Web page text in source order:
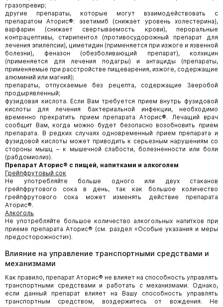
гразопревир;
другие препараты, которые могут взаимодействовать с
препаратом Аторис®: эзетимиб (снижает уровень холестерина),
варфарин (снижает свертываемость крови), пероральные
контрацептивы, стирипентол (противосудорожный препарат для
лечения эпилепсии), циметидин (применяется при изжоге и язвенной
болезни), феназон (обезболивающий препарат), колхицин
(применяется для лечения подагры) и антациды (препараты,
применяемые при расстройстве пищеварения, изжоге, содержащие
алюминий или магний);
препараты, отпускаемые без рецепта, содержащие Зверобой
продырявленный;
фузидовая кислота. Если Вам требуется прием внутрь фузидовой
кислоты для лечения бактериальной инфекции, необходимо
временно прекратить прием препарата Аторис®. Лечащий врач
сообщит Вам, когда можно будет безопасно возобновить прием
препарата. В редких случаях одновременный прием препарата и
фузидовой кислоты может приводить к серьезным нарушениям со
стороны мышц – к мышечной слабости, болезненности или боли
(рабдомиолиз).
Препарат Аторис® с пищей, напитками и алкоголем
Грейпфрутовый сок
Не употребляйте больше одного или двух стаканов
грейпфрутового сока в день, так как большое количество
грейпфрутового сока может изменять действие препарата
Аторис®.
Алкоголь
Не употребляйте большое количество алкогольных напитков при
приеме препарата Аторис® (см. раздел «Особые указания и меры
предосторожности»).
Влияние на управление транспортными средствами и
механизмами
Как правило, препарат Аторис® не влияет на способность управлять
транспортными средствами и работать с механизмами. Однако,
если данный препарат влияет на Вашу способность управлять
транспортным средством, воздержитесь от вождения. Не